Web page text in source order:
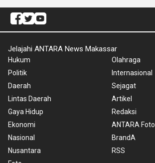
Jelajahi ANTARA News Makassar
Hukum
Politik
Daerah
Lintas Daerah
Gaya Hidup
Ekonomi
Nasional
Nusantara
Olahraga
Internasional
Sejagat
Artikel
Redaksi
ANTARA Foto
BrandA
RSS